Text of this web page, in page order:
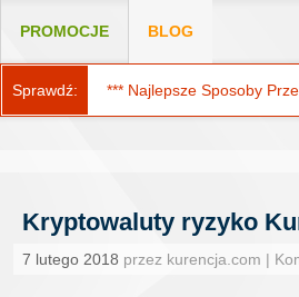
PROMOCJE BLOG
Sprawdź: *** Najlepsze Sposoby
Kryptowaluty ryzyko
7 lutego 2018 przez kurencja.com |